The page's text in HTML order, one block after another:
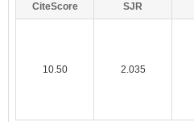
CiteScore SJR
10.50 2.035